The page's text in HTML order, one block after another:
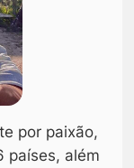
por paixão,
países, além